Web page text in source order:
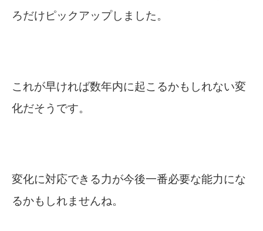
ろだけピックアップしました。
これが早ければ数年内に起こるかもしれない変
化だそうです。
変化に対応できる力が今後一番必要な能力にな
るかもしれませんね。